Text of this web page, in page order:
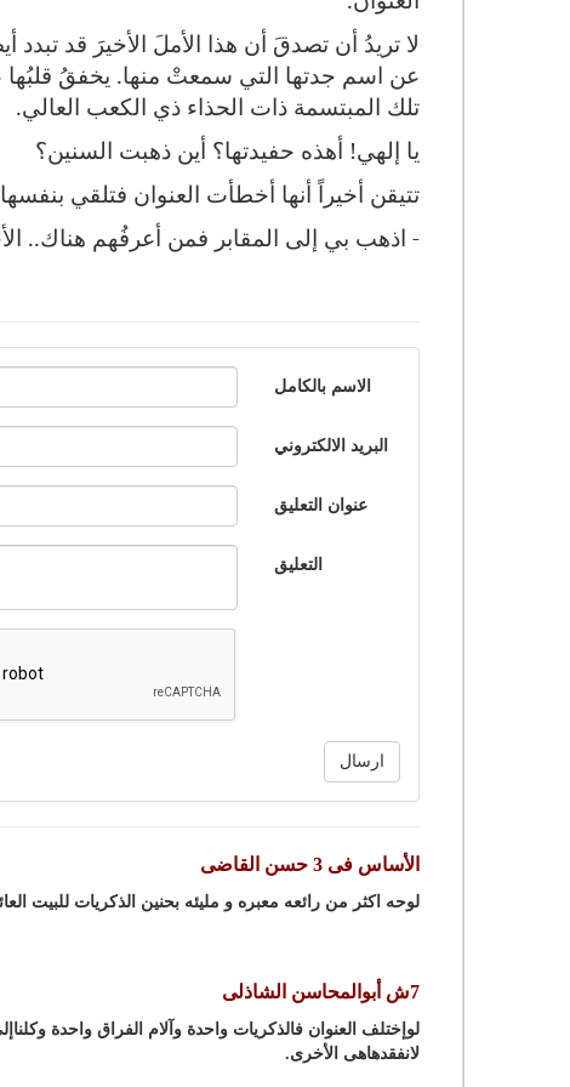
لا تريدُ أن تصدقَ أن هذا الأملَ الأخيرَ قد تبدد
عن اسم جدتها التي سمعتْ منها. يخفقُ قلبُها
تلك المبتسمة ذات الحذاء ذي الكعب العالي.
يا إلهي! أهذه حفيدتها؟ أين ذهبت السنين؟
تتيقن أخيراً أنها أخطأت العنوان فتلقي
- اذهب بي إلى المقابر فمن أعرفُهم هناك..
الاسم بالكامل
البريد الالكتروني
عنوان التعليق
التعليق
ارسال
الأساس فى 3 حسن القاضى
لوحه اكثر من رائعه معبره و مليئه بحنين الذكريات للبيت
7ش أبوالمحاسن الشاذلى
لوإختلف العنوان فالذكريات واحدة وآلام الفراق واحدة
لانفقدهاهى الأخرى.